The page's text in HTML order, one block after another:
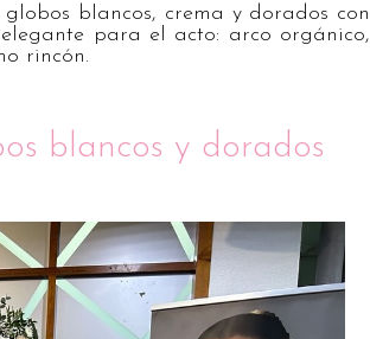
blancos, crema y dorados con
para el acto: arco orgánico,
rincón.
blancos y dorados